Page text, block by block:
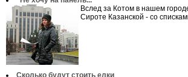
Вслед за Котом в нашем
Сироте Казанской - со
Сколько будут стоить елки